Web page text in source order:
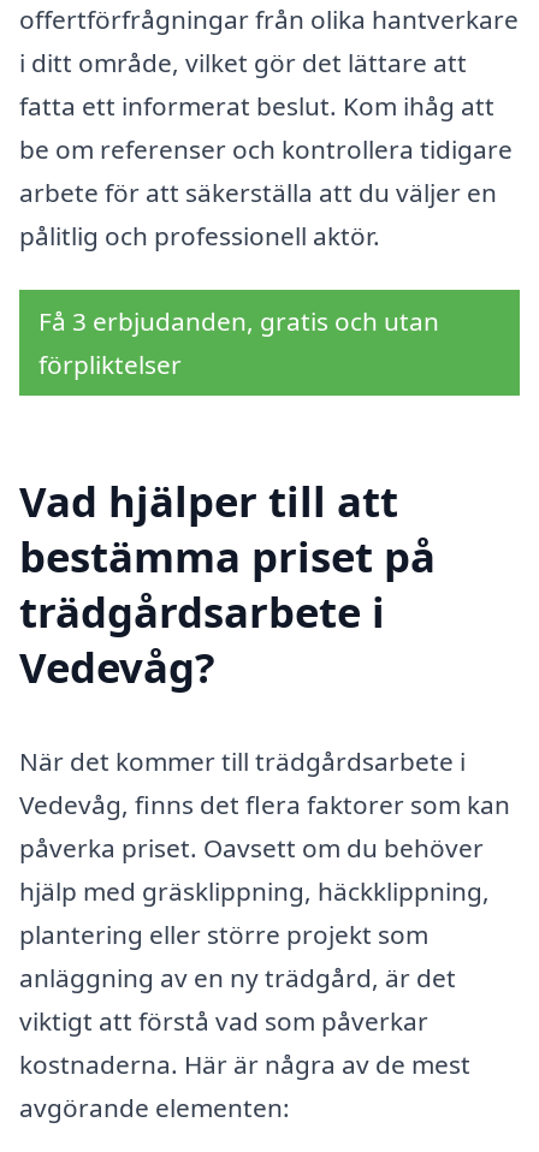
offertförfrågningar från olika hantverkare
i ditt område, vilket gör det lättare att
fatta ett informerat beslut. Kom ihåg att
be om referenser och kontrollera tidigare
arbete för att säkerställa att du väljer en
pålitlig och professionell aktör.
Få 3 erbjudanden, gratis och utan
förpliktelser
Vad hjälper till att
bestämma priset på
trädgårdsarbete i
Vedevåg?
När det kommer till trädgårdsarbete i
Vedevåg, finns det flera faktorer som kan
påverka priset. Oavsett om du behöver
hjälp med gräsklippning, häckklippning,
plantering eller större projekt som
anläggning av en ny trädgård, är det
viktigt att förstå vad som påverkar
kostnaderna. Här är några av de mest
avgörande elementen: